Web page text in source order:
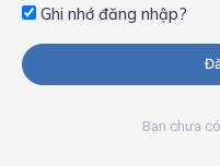
Ghi nhớ đăng nhập?
Bạn chưa